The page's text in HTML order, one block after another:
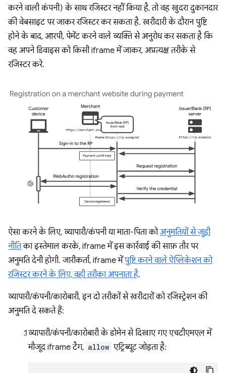
करने वाली कंपनी) के साथ रजिस्टर नहीं किया है, तो वह खुदरा दुकानदार
की वेबसाइट पर जाकर रजिस्टर कर सकता है. खरीदारी के दौरान पुष्टि
होने के बाद, आरपी, पेमेंट करने वाले व्यक्ति से अनुरोध कर सकता है कि
वह अपने डिवाइस को किसी iframe में जाकर, अप्रत्यक्ष तरीके से
रजिस्टर करे.
ऐसा करने के लिए, व्यापारी/कंपनी या माता-पिता कोअनुमतियों से जुड़ी
नीतिका इस्तेमाल करके, iframe में इस कार्रवाई की साफ़ तौर पर
अनुमति देनी होगी. जारीकर्ता, iframe मेंपुष्टि करने वाले ऐप्लिकेशन को
रजिस्टर करने के लिए, वही तरीका अपनाता है.
व्यापारी/कंपनी/कारोबारी, इन दो तरीकों से खरीदारों को रजिस्ट्रेशन की
अनुमति दे सकते हैं:
व्यापारी/कंपनी/कारोबारी के डोमेन से दिखाए गए एचटीएमएल में
मौजूद iframe टैग, allow एट्रिब्यूट जोड़ता है: